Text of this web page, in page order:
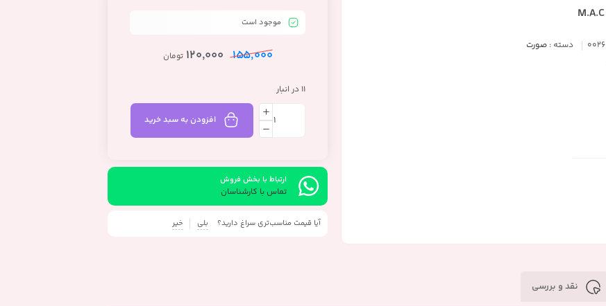
0026 دسته : صورت
موجود است
155,000
120,000 تومان
11 در انبار
افزودن به سبد خرید
ارتباط با بخش فروش
تماس با کارشناسان
آیا قیمت مناسب‌تری سراغ دارید؟ بلی خیر
نقد و بررسی